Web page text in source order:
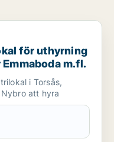
i Torsås,
för uthyrning
m.fl.
i Torsås,
Nybro att hyra